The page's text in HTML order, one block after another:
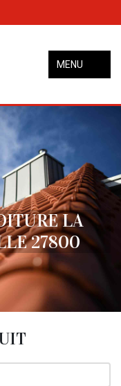
MENU
LA
27800